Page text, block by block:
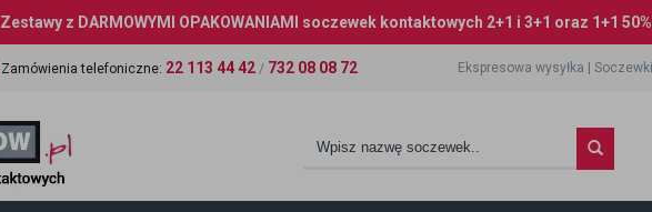
Zestawy z DARMOWYMI OPAKOWANIAMI soczewek kontaktowych 2+1 i 3+1 oraz 1+1
Zamówienia telefoniczne: 22 113 44 42 / 732 08 08 72 Ekspresowa wysyłka |